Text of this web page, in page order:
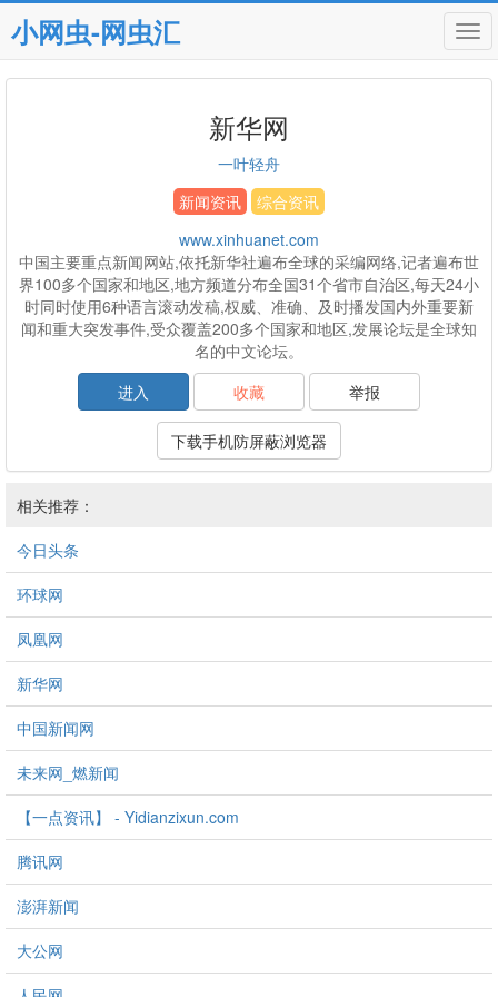
小网虫-网虫汇
新华网
一叶轻舟
新闻资讯
综合资讯
www.xinhuanet.com
中国主要重点新闻网站,依托新华社遍布全球的采编网络,记者遍布世
界100多个国家和地区,地方频道分布全国31个省市自治区,每天24小
时同时使用6种语言滚动发稿,权威、准确、及时播发国内外重要新
闻和重大突发事件,受众覆盖200多个国家和地区,发展论坛是全球知
名的中文论坛。
进入
收藏 举报
下载手机防屏蔽浏览器
相关推荐：
今日头条
环球网
凤凰网
新华网
中国新闻网
未来网_燃新闻
【一点资讯】 - Yidianzixun.com
腾讯网
澎湃新闻
大公网